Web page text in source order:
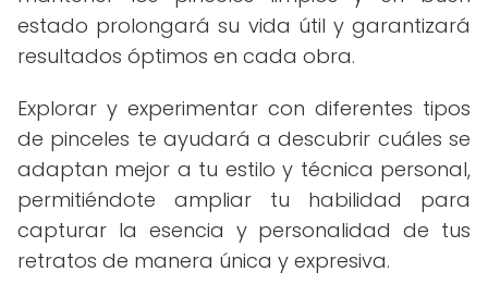
estado prolongará su vida útil y garantizará
resultados óptimos en cada obra.
Explorar y experimentar con diferentes tipos
de pinceles te ayudará a descubrir cuáles se
adaptan mejor a tu estilo y técnica personal,
permitiéndote ampliar tu habilidad para
capturar la esencia y personalidad de tus
retratos de manera única y expresiva.